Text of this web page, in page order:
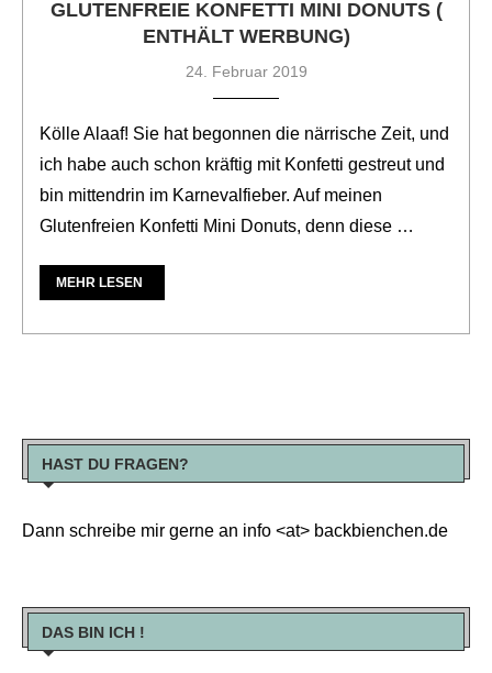
GLUTENFREIE KONFETTI MINI DONUTS (
ENTHÄLT WERBUNG)
24. Februar 2019
Kölle Alaaf! Sie hat begonnen die närrische Zeit, und
ich habe auch schon kräftig mit Konfetti gestreut und
bin mittendrin im Karnevalfieber. Auf meinen
Glutenfreien Konfetti Mini Donuts, denn diese …
MEHR LESEN
HAST DU FRAGEN?
Dann schreibe mir gerne an info <at> backbienchen.de
DAS BIN ICH !